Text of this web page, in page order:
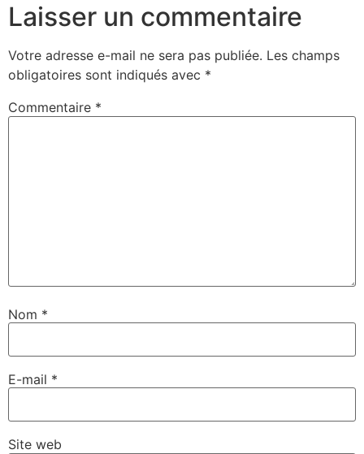
Laisser un commentaire
Votre adresse e-mail ne sera pas publiée. Les champs
obligatoires sont indiqués avec *
Commentaire *
Nom *
E-mail *
Site web